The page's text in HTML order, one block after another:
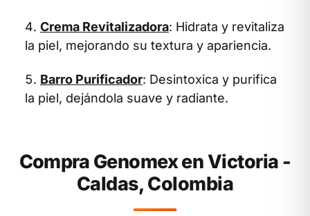
Crema Revitalizadora: Hidrata y revitaliza
la piel, mejorando su textura y apariencia.
Barro Purificador: Desintoxica y purifica
la piel, dejándola suave y radiante.
Compra Genomex en Victoria -
Caldas, Colombia